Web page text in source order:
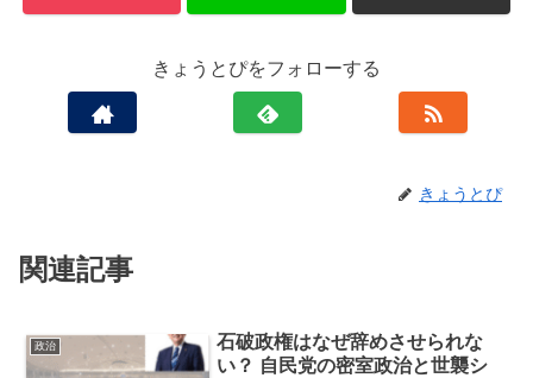
きょうとぴをフォローする
きょうとぴ
関連記事
政治
石破政権はなぜ辞めさせられな
い？ 自民党の密室政治と世襲シ